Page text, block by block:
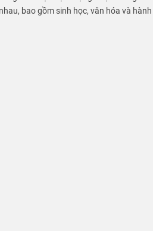
bao gồm sinh học, văn hóa và hành